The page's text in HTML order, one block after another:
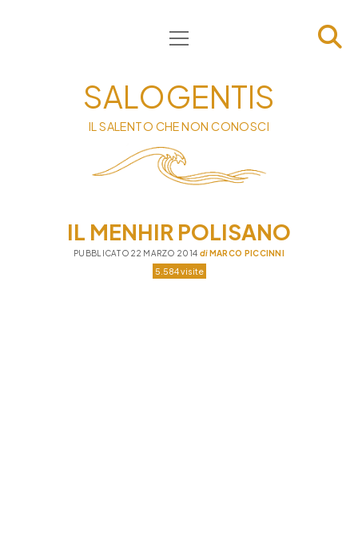
HOME
INFORMATIVA
CONTATTI
PRIVACY & COOKIE POLICY
apri
menu
SALOGENTIS
IL SALENTO CHE NON CONOSCI
IL MENHIR POLISANO
PUBBLICATO 22 MARZO 2014 diMARCO PICCINNI
5.584 visite